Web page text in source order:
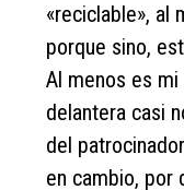
«reciclable», al
porque sino,
Al menos es
delantera casi
del
en cambio, por